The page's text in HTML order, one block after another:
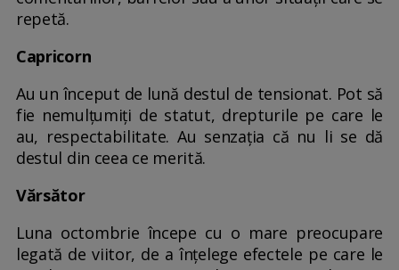
repetă.
Capricorn
Au un început de lună destul de tensionat. Pot să
fie nemulțumiți de statut, drepturile pe care le
au, respectabilitate. Au senzația că nu li se dă
destul din ceea ce merită.
Vărsător
Luna octombrie începe cu o mare preocupare
legată de viitor, de a înțelege efectele pe care le